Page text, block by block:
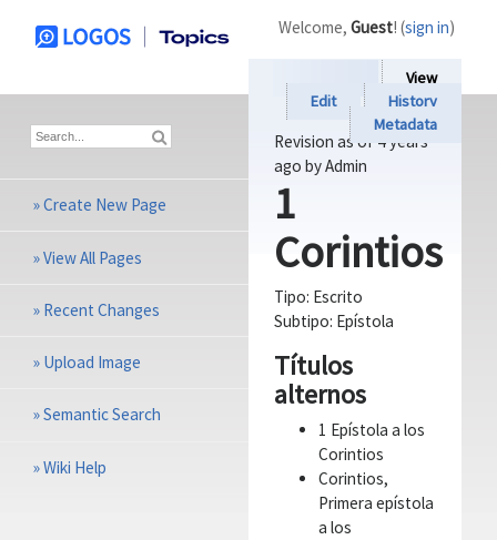
View
Edit
History
Metadata
Revision as of 4 years
ago by Admin
1
Corintios
Tipo: Escrito
Subtipo: Epístola
Títulos
alternos
1 Epístola a los
Corintios
Corintios,
Primera epístola
a los
Welcome, Guest! (sign in)
»Create New Page
»View All Pages
» Recent Changes
» Upload Image
»Semantic Search
»Wiki Help